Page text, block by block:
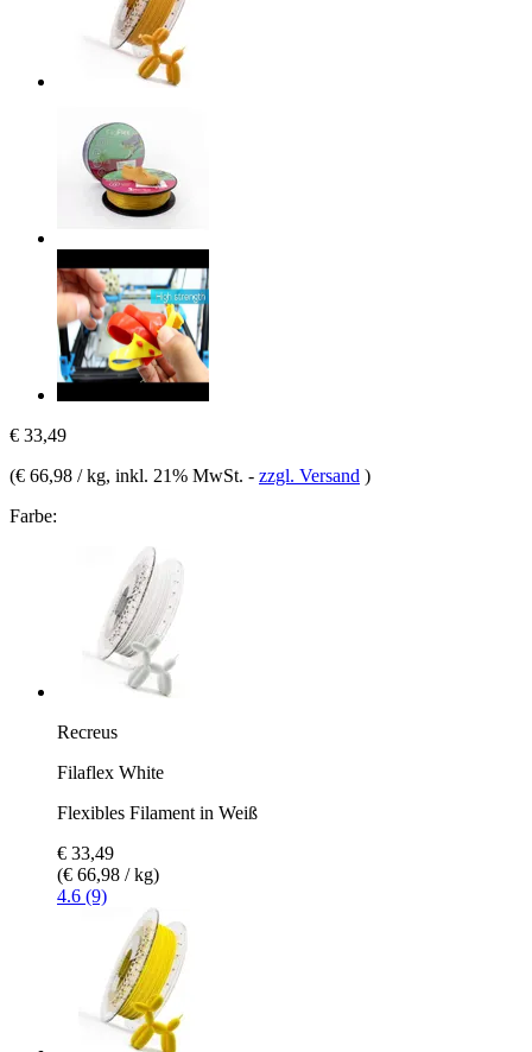
€ 33,49
(€ 66,98 / kg, inkl. 21% MwSt. - zzgl. Versand )
Farbe:
Recreus
Filaflex White
Flexibles Filament in Weiß
€ 33,49
(€ 66,98 / kg)
4.6 (9)